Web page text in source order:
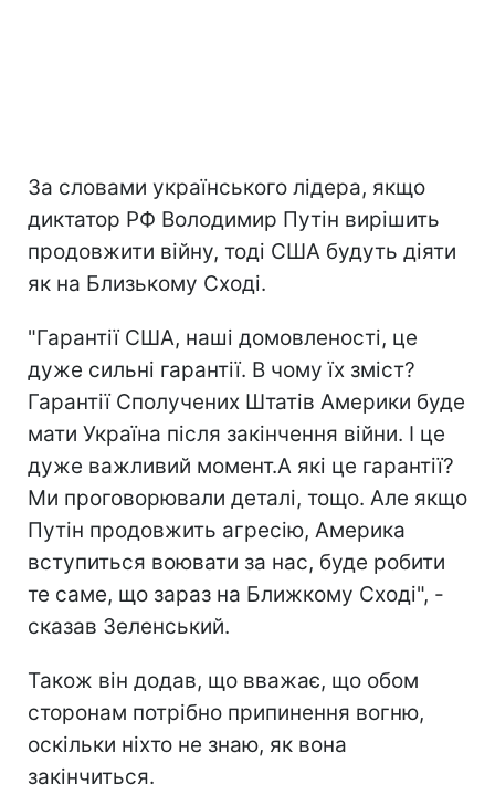
За словами українського лідера, якщо
диктатор РФ Володимир Путін вирішить
продовжити війну, тоді США будуть діяти
як на Близькому Сході.
"Гарантії США, наші домовленості, це
дуже сильні гарантії. В чому їх зміст?
Гарантії Сполучених Штатів Америки буде
мати Україна після закінчення війни. І це
дуже важливий момент.А які це гарантії?
Ми проговорювали деталі, тощо. Але якщо
Путін продовжить агресію, Америка
вступиться воювати за нас, буде робити
те саме, що зараз на Ближкому Сході", -
сказав Зеленський.
Також він додав, що вважає, що обом
сторонам потрібно припинення вогню,
оскільки ніхто не знаю, як вона
закінчиться.